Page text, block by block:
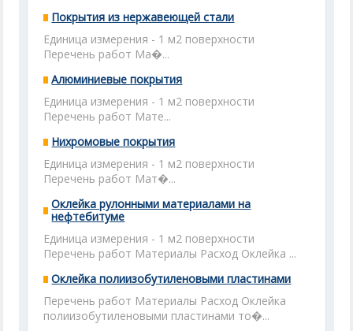
Покрытия из нержавеющей стали
Единица измерения - 1 м2 поверхности
Перечень работ Ма�...
Алюминиевые покрытия
Единица измерения - 1 м2 поверхности
Перечень работ Мате...
Нихромовые покрытия
Единица измерения - 1 м2 поверхности
Перечень работ Мат�...
Оклейка рулонными материалами на
нефтебитуме
Единица измерения - 1 м2 поверхности
Перечень работ Материалы Расход Оклейка ...
Оклейка полиизобутиленовыми пластинами
Перечень работ Материалы Расход Оклейка
полиизобутиленовыми пластинами то�...